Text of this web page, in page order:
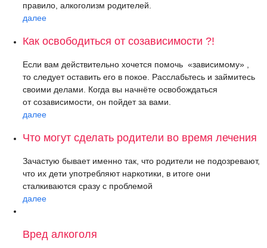
правило, алкоголизм родителей.
далее
Как освободиться от созависимости ?!
Если вам действительно хочется помочь «зависимому» ,
то следует оставить его в покое. Расслабьтесь и займитесь
своими делами. Когда вы начнёте освобождаться
от созависимости, он пойдет за вами.
далее
Что могут сделать родители во время лечения
Зачастую бывает именно так, что родители не подозревают,
что их дети употребляют наркотики, в итоге они
сталкиваются сразу с проблемой
далее
Вред алкоголя